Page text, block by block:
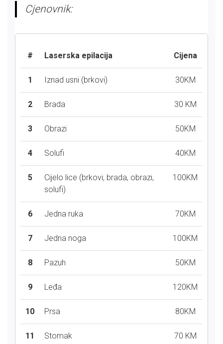
Cjenovnik:
# Laserska epilacija Cijena
1 Iznad usni (brkovi) 30KM
2 Brada 30 KM
3 Obrazi 50KM
4 Solufi 40KM
5
Cijelo lice (brkovi, brada, obrazi,
solufi)
100KM
6 Jedna ruka 70KM
7 Jedna noga 100KM
8 Pazuh 50KM
9 Leđa 120KM
10 Prsa 80KM
11 Stomak 70 KM